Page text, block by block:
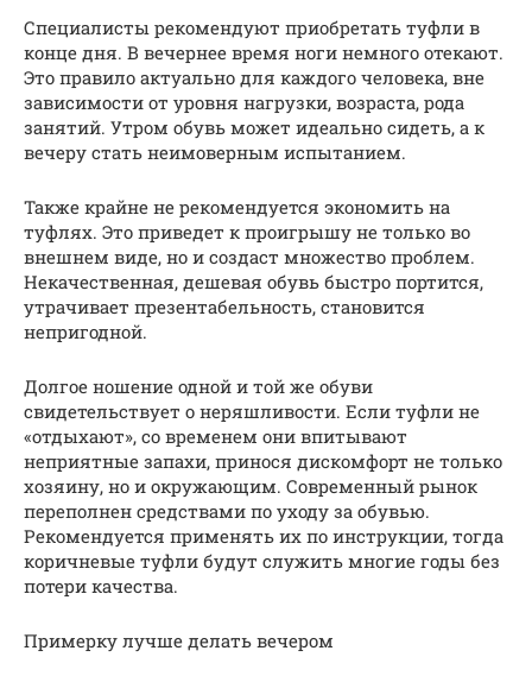
Специалисты рекомендуют приобретать туфли в
конце дня. В вечернее время ноги немного отекают.
Это правило актуально для каждого человека, вне
зависимости от уровня нагрузки, возраста, рода
занятий. Утром обувь может идеально сидеть, а к
вечеру стать неимоверным испытанием.
Также крайне не рекомендуется экономить на
туфлях. Это приведет к проигрышу не только во
внешнем виде, но и создаст множество проблем.
Некачественная, дешевая обувь быстро портится,
утрачивает презентабельность, становится
непригодной.
Долгое ношение одной и той же обуви
свидетельствует о неряшливости. Если туфли не
«отдыхают», со временем они впитывают
неприятные запахи, принося дискомфорт не только
хозяину, но и окружающим. Современный рынок
переполнен средствами по уходу за обувью.
Рекомендуется применять их по инструкции, тогда
коричневые туфли будут служить многие годы без
потери качества.
Примерку лучше делать вечером